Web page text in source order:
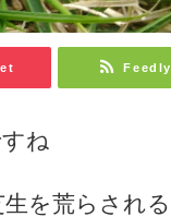
Feedly
ね
を荒らされる